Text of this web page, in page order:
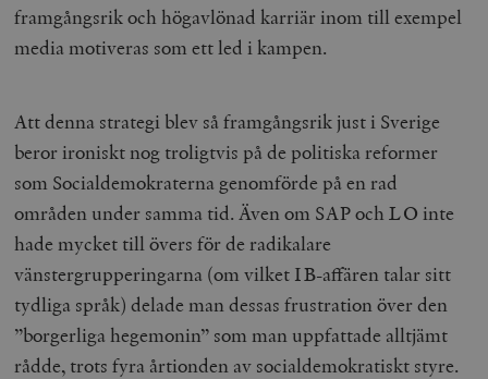
framgångsrik och högavlönad karriär inom till exempel
media motiveras som ett led i kampen.
Att denna strategi blev så framgångsrik just i Sverige
beror ironiskt nog troligtvis på de politiska reformer
som Socialdemokraterna genomförde på en rad
områden under samma tid. Även om SAP och LO inte
hade mycket till övers för de radikalare
vänstergrupperingarna (om vilket IB-affären talar sitt
tydliga språk) delade man dessas frustration över den
”borgerliga hegemonin” som man uppfattade alltjämt
rådde, trots fyra årtionden av socialdemokratiskt styre.